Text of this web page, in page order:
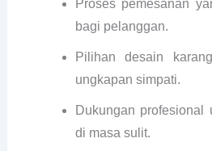
Proses pemesanan
bagi pelanggan.
Pilihan desain
ungkapan simpati.
Dukungan profesional
di masa sulit.